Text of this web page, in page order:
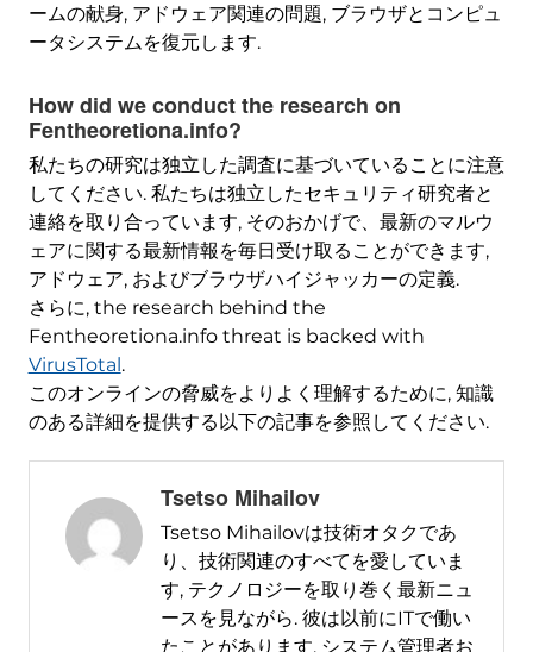
ームの献身, アドウェア関連の問題, ブラウザとコンピュ
ータシステムを復元します.
How did we conduct the research on
Fentheoretiona.info?
私たちの研究は独立した調査に基づいていることに注意
してください. 私たちは独立したセキュリティ研究者と
連絡を取り合っています, そのおかげで、最新のマルウ
ェアに関する最新情報を毎日受け取ることができます,
アドウェア, およびブラウザハイジャッカーの定義.
さらに, the research behind the
Fentheoretiona.info threat is backed with
VirusTotal.
このオンラインの脅威をよりよく理解するために, 知識
のある詳細を提供する以下の記事を参照してください.
Tsetso Mihailov
Tsetso Mihailovは技術オタクであ
り、技術関連のすべてを愛していま
す, テクノロジーを取り巻く最新ニュ
ースを見ながら. 彼は以前にITで働い
たことがあります, システム管理者お